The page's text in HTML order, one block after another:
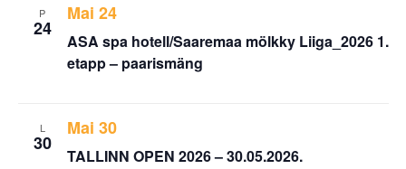
P
24
Mai 24
ASA spa hotell/Saaremaa mölkky Liiga_2026 1.
etapp – paarismäng
L
30
Mai 30
TALLINN OPEN 2026 – 30.05.2026.